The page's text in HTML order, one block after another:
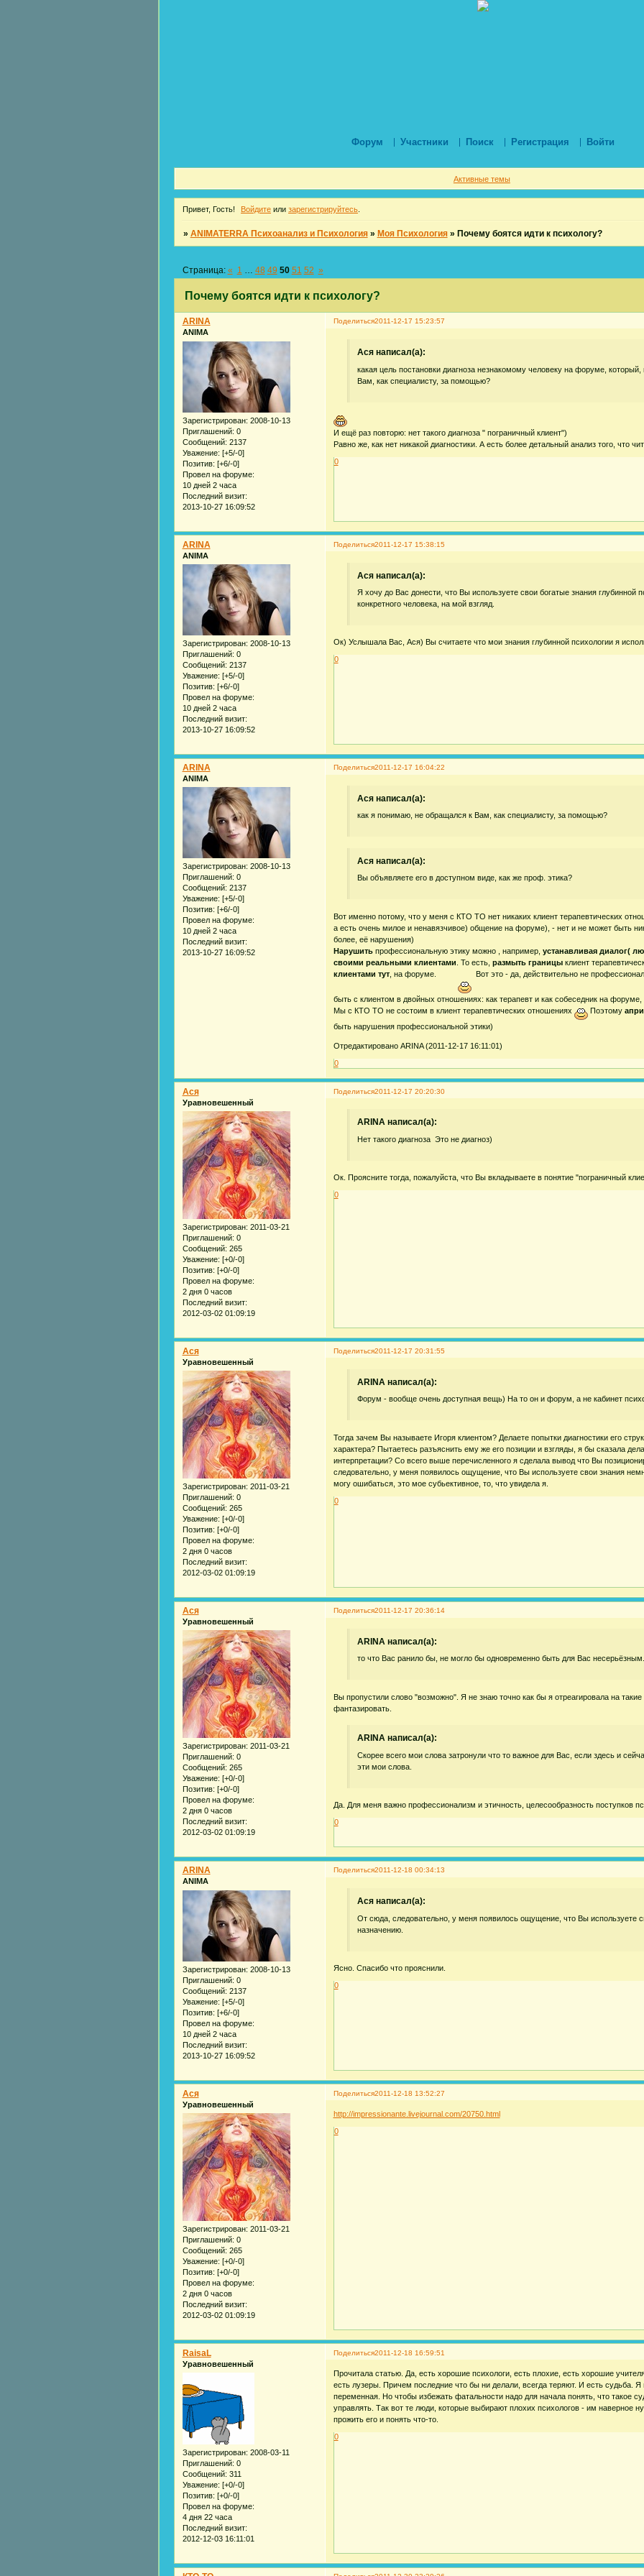
Форум Участники Поиск Регистрация Войти
Активные темы
Привет, Гость! Войдите или зарегистрируйтесь
» ANIMATERRA Психоанализ и Психология » Моя Психология » Почему боятся идти к психологу?
Почему боятся идти к психологу?
Страница: « 1 48 49 50 51 52 »
Поделиться2011-12-17 15:23:57
ARINA
ANIMA
Зарегистрирован: 2008-10-13
Приглашений: 0
Сообщений: 2137
Уважение: [+5/-0]
Позитив: [+6/-0]
Провел на форуме:
10 дней 2 часа
Последний визит:
2013-10-27 16:09:52
Acя написал(а):
какая цель постановки диагноза незнакомому человеку на форуме,
Вам, как специалисту, за помощью?
И ещё раз повторю: нет такого диагноза " пограничный клиент")
Равно же, как нет никакой диагностики. А есть более детальный анализ того, что
0
Поделиться2011-12-17 15:38:15
ARINA
ANIMA
Зарегистрирован: 2008-10-13
Приглашений: 0
Сообщений: 2137
Уважение: [+5/-0]
Позитив: [+6/-0]
Провел на форуме:
10 дней 2 часа
Последний визит:
2013-10-27 16:09:52
Acя написал(а):
Я хочу до Вас донести, что Вы используете свои богатые знания глубинной
конкретного человека, на мой взгляд.
Ок) Услышала Вас, Ася) Вы считаете что мои знания глубинной психологии я
0
Поделиться2011-12-17 16:04:22
ARINA
ANIMA
Зарегистрирован: 2008-10-13
Приглашений: 0
Сообщений: 2137
Уважение: [+5/-0]
Позитив: [+6/-0]
Провел на форуме:
10 дней 2 часа
Последний визит:
2013-10-27 16:09:52
Acя написал(а):
как я понимаю, не обращался к Вам, как специалисту, за помощью?
Acя написал(а):
Вы объявляете его в доступном виде, как же проф. этика?
Вот именно потому, что у меня с КТО ТО нет никаких клиент терапевтических
а есть очень милое и ненавязчивое) общение на форуме), - нет и не может быть
более, её нарушения)
Нарушить профессиональную этику можно , например, устанавливая диалог(
своими реальными клиентами . То есть, размыть границыклиент
клиентами тут, на форуме. Вот это - да, действительно не
быть с клиентом в двойных отношениях: как терапевт и как собеседник на форуме,
Мы с КТО ТО не состоим в клиент терапевтических отношениях
Поэтому
быть нарушения профессиональной этики)
Отредактировано ARINA (2011-12-17 16:11:01)
0
Поделиться2011-12-17 20:20:30
Acя
Уравновешенный
Зарегистрирован: 2011-03-21
Приглашений: 0
Сообщений: 265
Уважение: [+0/-0]
Позитив: [+0/-0]
Провел на форуме:
2 дня 0 часов
Последний визит:
2012-03-02 01:09:19
ARINA написал(а):
Нет такого диагноза Это не диагноз)
Ок. Проясните тогда, пожалуйста, что Вы вкладываете в понятие "пограничный
0
Поделиться2011-12-17 20:31:55
Acя
Уравновешенный
Зарегистрирован: 2011-03-21
Приглашений: 0
Сообщений: 265
Уважение: [+0/-0]
Позитив: [+0/-0]
Провел на форуме:
2 дня 0 часов
Последний визит:
2012-03-02 01:09:19
ARINA написал(а):
Форум - вообще очень доступная вещь) На то он и форум, а не кабинет
Тогда зачем Вы называете Игоря клиентом? Делаете попытки диагностики его
характера? Пытаетесь разъяснить ему же его позиции и взгляды, я бы сказала
интерпретации? Со всего выше перечисленного я сделала вывод что Вы
следовательно, у меня появилось ощущение, что Вы используете свои знания
могу ошибаться, это мое субьективное, то, что увидела я.
0
Поделиться2011-12-17 20:36:14
Acя
Уравновешенный
Зарегистрирован: 2011-03-21
Приглашений: 0
Сообщений: 265
Уважение: [+0/-0]
Позитив: [+0/-0]
Провел на форуме:
2 дня 0 часов
Последний визит:
2012-03-02 01:09:19
ARINA написал(а):
то что Вас ранило бы, не могло бы одновременно быть для Вас
Вы пропустили слово "возможно". Я не знаю точно как бы я отреагировала на
фантазировать.
ARINA написал(а):
Скорее всего мои слова затронули что то важное для Вас, если здесь и
эти мои слова.
Да. Для меня важно профессионализм и этичность, целесообразность поступков
0
Поделиться2011-12-18 00:34:13
ARINA
ANIMA
Зарегистрирован: 2008-10-13
Приглашений: 0
Сообщений: 2137
Уважение: [+5/-0]
Позитив: [+6/-0]
Провел на форуме:
10 дней 2 часа
Последний визит:
2013-10-27 16:09:52
Acя написал(а):
От сюда, следовательно, у меня появилось ощущение, что Вы используете
назначению.
Ясно. Спасибо что прояснили.
0
Поделиться2011-12-18 13:52:27
Acя
Уравновешенный
Зарегистрирован: 2011-03-21
Приглашений: 0
Сообщений: 265
Уважение: [+0/-0]
Позитив: [+0/-0]
Провел на форуме:
2 дня 0 часов
Последний визит:
2012-03-02 01:09:19
http://impressionante.livejournal.com/20750.html
0
Поделиться2011-12-18 16:59:51
RaisaL
Уравновешенный
Зарегистрирован: 2008-03-11
Приглашений: 0
Сообщений: 311
Уважение: [+0/-0]
Позитив: [+0/-0]
Провел на форуме:
4 дня 22 часа
Последний визит:
2012-12-03 16:11:01
Прочитала статью. Да, есть хорошие психологи, есть плохие, есть хорошие
есть лузеры. Причем последние что бы ни делали, всегда теряют. И есть судьба.
переменная. Но чтобы избежать фатальности надо для начала понять, что такое
управлять. Так вот те люди, которые выбирают плохих психологов - им наверное
прожить его и понять что-то.
0